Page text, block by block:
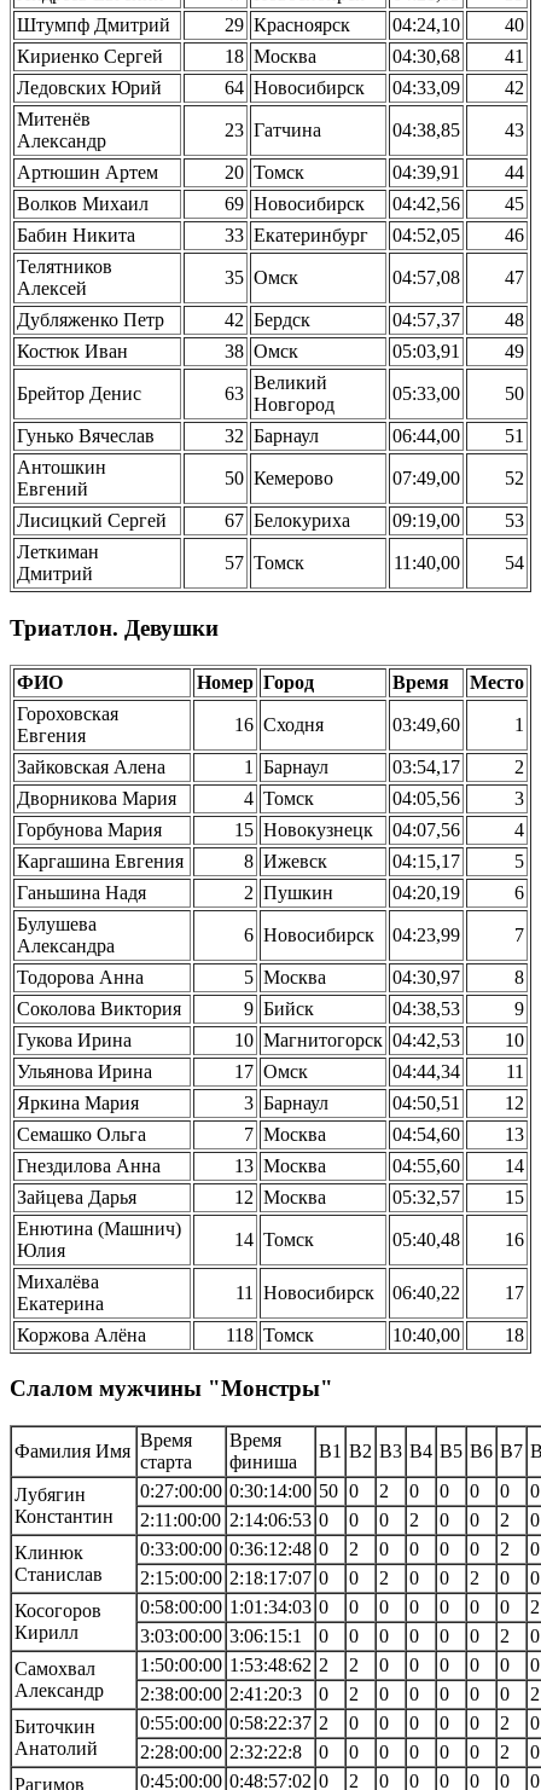
Штумпф Дмитрий
29 Красноярск 04:24,10
40
Кириенко Сергей
18 Москва 04:30,68
41
Ледовских Юрий
64 Новосибирск 04:33,09
42
Митенёв
Александр
23 Гатчина 04:38,85 43
Артюшин Артем 20 Томск 04:39,91
44
Волков Михаил
69 Новосибирск 04:42,56
45
Бабин Никита
33 Екатеринбург 04:52,05
46
Телятников
Алексей
35 Омск 04:57,08 47
Дубляженко Петр 42 Бердск 04:57,37
48
Костюк Иван
38 Омск 05:03,91 49
Брейтор Денис 63
Великий
Новгород
05:33,00 50
Гунько Вячеслав 32 Барнаул 06:44,00
51
Антошкин
Евгений
50 Кемерово 07:49,00 52
Лисицкий Сергей 67 Белокуриха 09:19,00
53
Леткиман
Дмитрий
57 Томск 11:40,00 54
Триатлон. Девушки
ФИО Номер Город Время
Место
Гороховская
Евгения
16 Сходня 03:49,60 1
Зайковская Алена 1 Барнаул 03:54,17
2
Дворникова Мария
4 Томск 04:05,56
3
Горбунова Мария
15 Новокузнецк 04:07,56
4
Каргашина Евгения
8 Ижевск 04:15,17
5
Ганьшина Надя
2 Пушкин 04:20,19
6
Булушева
Александра
6 Новосибирск 04:23,99 7
Тодорова Анна 5 Москва 04:30,97
8
Соколова Виктория
9 Бийск 04:38,53
9
Гукова Ирина
10 Магнитогорск 04:42,53
10
Ульянова Ирина
17 Омск 04:44,34
11
Яркина Мария
3 Барнаул 04:50,51
12
Семашко Ольга
7 Москва 04:54,60
13
Гнездилова Анна
13 Москва 04:55,60
14
Зайцева Дарья
12 Москва 05:32,57
15
Енютина (Машнич)
Юлия
14 Томск 05:40,48 16
Михалёва
Екатерина
11 Новосибирск 06:40,22 17
Коржова Алёна 118 Томск 10:40,00 18
Слалом мужчины "Монстры"
Фамилия Имя
Время
старта
Время
финиша
В1 В2 В3 В4 В5 В6 В7
Лубягин
Константин
0:27:00:00 0:30:14:00 50 0 2 0 0 0 0
0
2:11:00:00 2:14:06:53 0 0 0 2 0 0 2
0
Клинюк
Станислав
0:33:00:00 0:36:12:48 0 2 0 0 0 0 2
0
2:15:00:00 2:18:17:07 0 0 2 0 0 2 0
0
Косогоров
Кирилл
0:58:00:00 1:01:34:03 0 0 0 0 0 0 0
2
3:03:00:00 3:06:15:1 0 0 0 0 0 0 2
0
Самохвал
Александр
1:50:00:00 1:53:48:62 2 2 0 0 0 0 0
0
2:38:00:00 2:41:20:3 0 2 0 0 0 0 0
2
Биточкин
Анатолий
0:55:00:00 0:58:22:37 2 0 0 0 0 0 2
0
2:28:00:00 2:32:22:8 0 0 0 0 0 0 2
0
Рагимов
0:45:00:00 0:48:57:02 0 2 0 0 0 0 0 0